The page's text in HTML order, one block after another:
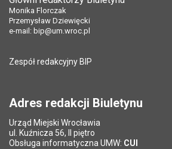
Liczba pobrań:
Ostatnio zaktualizował:
Data ostatniej aktualizacji:
Tytuł e-mailaPole wymagane
*
Adres e-mail znajomego
*
Pole wymagane
Monika Florczak
Przemysław Dziewięcki
e-mail: bip@um.wroc.pl
Zespół redakcyjny BIP
Adres redakcji Biuletynu
Urząd Miejski Wrocławia
ul. Kuźnicza 56, II piętro
Obsługa informatyczna UMW: CUI